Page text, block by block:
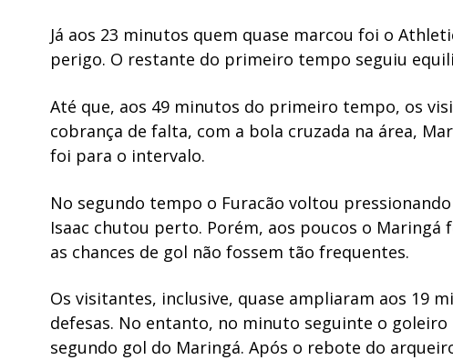
Já aos 23 minutos quem quase marcou foi o
perigo. O restante do primeiro tempo seguiu
Até que, aos 49 minutos do primeiro tempo, os
cobrança de falta, com a bola cruzada na área,
foi para o intervalo.
No segundo tempo o Furacão voltou
Isaac chutou perto. Porém, aos poucos o
as chances de gol não fossem tão frequentes.
Os visitantes, inclusive, quase ampliaram aos 19
defesas. No entanto, no minuto seguinte o
segundo gol do Maringá. Após o rebote do